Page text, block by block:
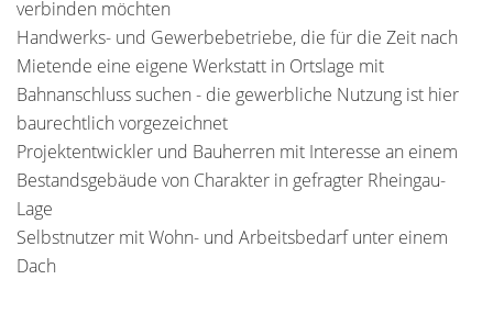
verbinden möchten
Handwerks- und Gewerbebetriebe, die für die Zeit nach
Mietende eine eigene Werkstatt in Ortslage mit
Bahnanschluss suchen - die gewerbliche Nutzung ist hier
baurechtlich vorgezeichnet
Projektentwickler und Bauherren mit Interesse an einem
Bestandsgebäude von Charakter in gefragter Rheingau-
Lage
Selbstnutzer mit Wohn- und Arbeitsbedarf unter einem
Dach